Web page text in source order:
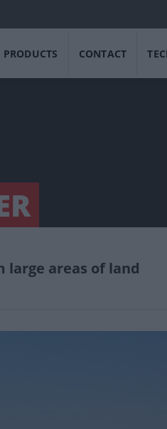
PRODUCTS CONTACT
large areas of land